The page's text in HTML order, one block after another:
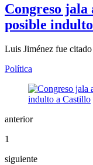
Congreso
posible
Luis Jiménez fue
Política
anterior
1
siguiente